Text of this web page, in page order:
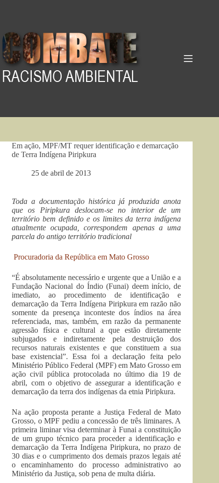
Em ação, MPF/MT requer identificação e demarcação
de Terra Indígena Piripkura
25 de abril de 2013
Toda a documentação histórica já produzida anota
que os Piripkura deslocam-se no interior de um
território bem definido e os limites da terra indígena
atualmente ocupada, correspondem apenas a uma
parcela do antigo território tradicional
Procuradoria da República em Mato Grosso
“É absolutamente necessário e urgente que a União e a
Fundação Nacional do Índio (Funai) deem início, de
imediato, ao procedimento de identificação e
demarcação da Terra Indígena Piripkura em razão não
somente da presença inconteste dos índios na área
referenciada, mas, também, em razão da permanente
agressão física e cultural a que estão diretamente
subjugados e indiretamente pela destruição dos
recursos naturais existentes e que constituem a sua
base existencial”. Essa foi a declaração feita pelo
Ministério Público Federal (MPF) em Mato Grosso em
ação civil pública protocolada no último dia 19 de
abril, com o objetivo de assegurar a identificação e
demarcação da terra dos indígenas da etnia Piripkura.
Na ação proposta perante a Justiça Federal de Mato
Grosso, o MPF pediu a concessão de três liminares. A
primeira liminar visa determinar à Funai a constituição
de um grupo técnico para proceder a identificação e
demarcação da Terra Indígena Piripkura, no prazo de
30 dias e o cumprimento dos demais prazos legais até
o encaminhamento do processo administrativo ao
Ministério da Justiça, sob pena de multa diária.